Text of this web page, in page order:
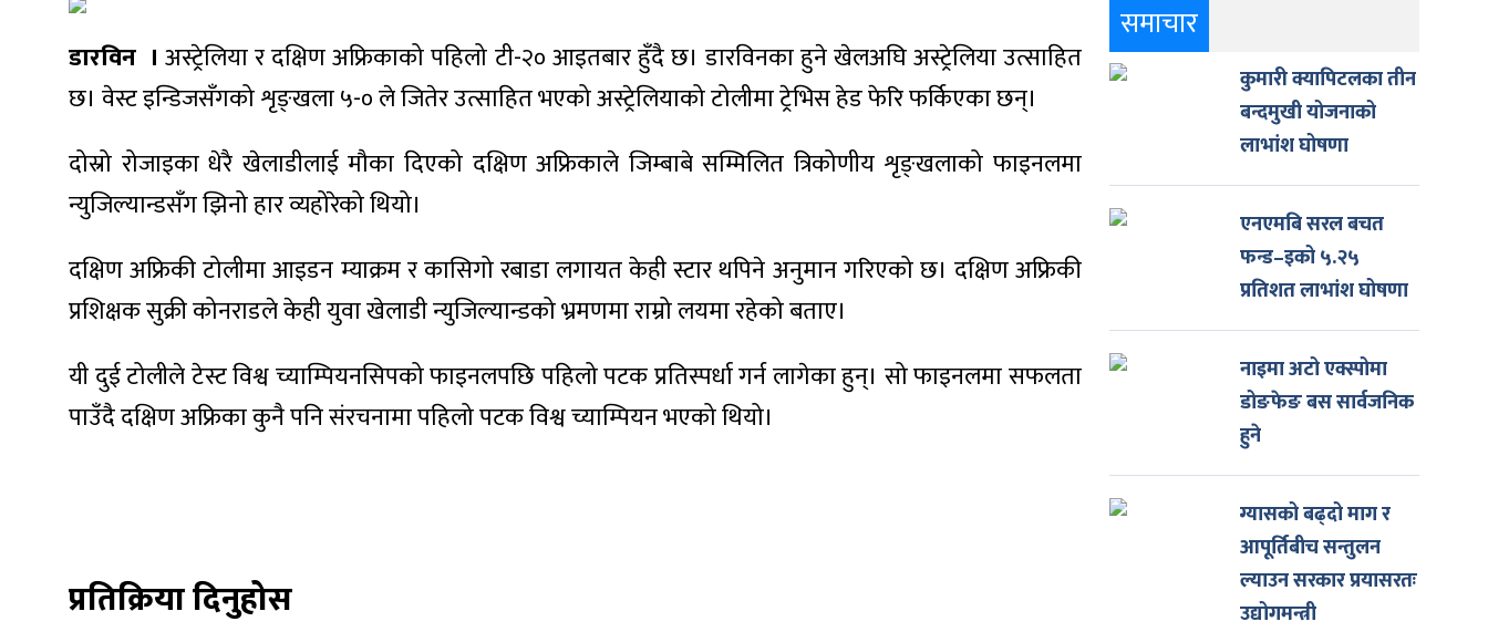
डारविन । अस्ट्रेलिया र दक्षिण अफ्रिकाको पहिलो टी-२० आइतबार हुँदै छ। डारविनका हुने खेलअघि अस्ट्रेलिया उत्साहित
छ। वेस्ट इन्डिजसँगको शृङ्खला ५-० ले जितेर उत्साहित भएको अस्ट्रेलियाको टोलीमा ट्रेभिस हेड फेरि फर्किएका छन्।
दोस्रो रोजाइका धेरै खेलाडीलाई मौका दिएको दक्षिण अफ्रिकाले जिम्बाबे सम्मिलित त्रिकोणीय शृङ्खलाको फाइनलमा
न्युजिल्यान्डसँग झिनो हार व्यहोरेको थियो।
दक्षिण अफ्रिकी टोलीमा आइडन म्याक्रम र कासिगो रबाडा लगायत केही स्टार थपिने अनुमान गरिएको छ। दक्षिण अफ्रिकी
प्रशिक्षक सुक्री कोनराडले केही युवा खेलाडी न्युजिल्यान्डको भ्रमणमा राम्रो लयमा रहेको बताए।
यी दुई टोलीले टेस्ट विश्व च्याम्पियनसिपको फाइनलपछि पहिलो पटक प्रतिस्पर्धा गर्न लागेका हुन्। सो फाइनलमा सफलता
पाउँदै दक्षिण अफ्रिका कुनै पनि संरचनामा पहिलो पटक विश्व च्याम्पियन भएको थियो।
प्रतिक्रिया दिनुहोस
समाचार
कुमारी क्यापिटलका तीन
बन्दमुखी योजनाको
लाभांश घोषणा
एनएमबि सरल बचत
फन्ड–इको ५.२५
प्रतिशत लाभांश घोषणा
नाइमा अटो एक्स्पोमा
डोङफेङ बस सार्वजनिक
हुने
ग्यासको बढ्दो माग र
आपूर्तिबीच सन्तुलन
ल्याउन सरकार प्रयासरतः
उद्योगमन्त्री